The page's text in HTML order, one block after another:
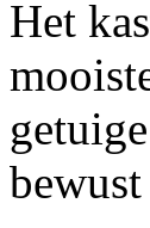
Het